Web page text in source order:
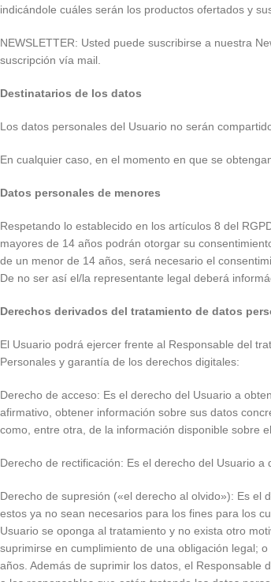
indicándole cuáles serán los productos ofertados y
NEWSLETTER: Usted puede suscribirse a nuestra
suscripción vía mail.
Destinatarios de los datos
Los datos personales del Usuario no serán
En cualquier caso, en el momento en que se
Datos personales de menores
Respetando lo establecido en los artículos 8 del
mayores de 14 años podrán otorgar su
de un menor de 14 años, será necesario el
De no ser así el/la representante legal deberá
Derechos derivados del tratamiento de datos
El Usuario podrá ejercer frente al Responsable del
Personales y garantía de los derechos digitales:
Derecho de acceso: Es el derecho del Usuario a
afirmativo, obtener información sobre sus datos
como, entre otra, de la información disponible sobre
Derecho de rectificación: Es el derecho del Usuario
Derecho de supresión («el derecho al olvido»): Es el
estos ya no sean necesarios para los fines para los
Usuario se oponga al tratamiento y no exista otro
suprimirse en cumplimiento de una obligación legal;
años. Además de suprimir los datos, el